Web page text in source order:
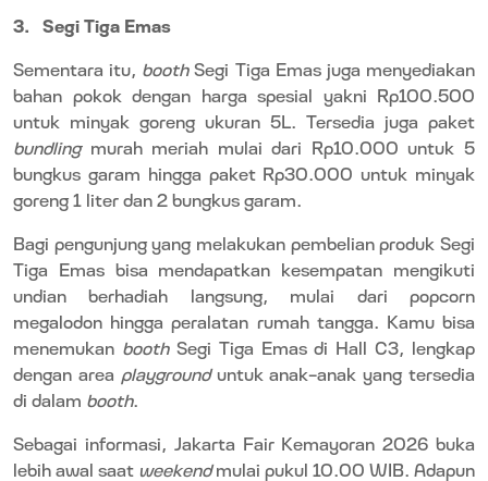
3.
Segi Tiga Emas
Sementara itu, boothSegi Tiga Emas juga menyediakan
bahan pokok dengan harga spesial yakni Rp100.500
untuk minyak goreng ukuran 5L. Tersedia juga paket
bundlingmurah meriah mulai dari Rp10.000 untuk 5
bungkus garam hingga paket Rp30.000 untuk minyak
goreng 1 liter dan 2 bungkus garam.
Bagi pengunjung yang melakukan pembelian produk Segi
Tiga Emas bisa mendapatkan kesempatan mengikuti
undian berhadiah langsung, mulai dari popcorn
megalodon hingga peralatan rumah tangga. Kamu bisa
menemukan boothSegi Tiga Emas di Hall C3, lengkap
dengan area playgrounduntuk anak-anak yang tersedia
di dalam booth.
Sebagai informasi, Jakarta Fair Kemayoran 2026 buka
lebih awal saat weekendmulai pukul 10.00 WIB. Adapun